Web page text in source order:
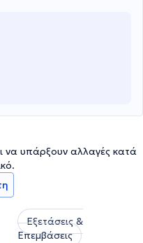
να υπάρξουν αλλαγές κατά
Εξετάσεις &
Επεμβάσεις